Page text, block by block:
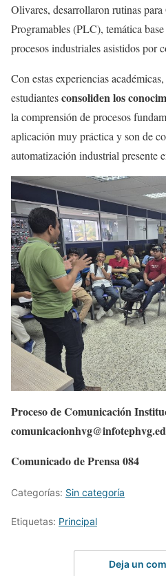
Olivares, desarrollaron rutinas
Programables (PLC), temática
procesos industriales asistidos por
Con estas experiencias
estudiantesconsoliden los
la comprensión de procesos
aplicación muy práctica y son de
automatización industrial presente
Proceso de Comunicación
Comunicado de Prensa 084
Categorías: Sin categoría
Etiquetas: Principal
Deja un